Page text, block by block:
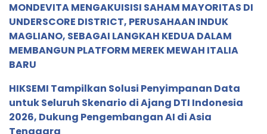
MONDEVITA MENGAKUISISI SAHAM MAYORITAS DI
UNDERSCORE DISTRICT, PERUSAHAAN INDUK
MAGLIANO, SEBAGAI LANGKAH KEDUA DALAM
MEMBANGUN PLATFORM MEREK MEWAH ITALIA
BARU
HIKSEMI Tampilkan Solusi Penyimpanan Data
untuk Seluruh Skenario di Ajang DTI Indonesia
2026, Dukung Pengembangan AI di Asia